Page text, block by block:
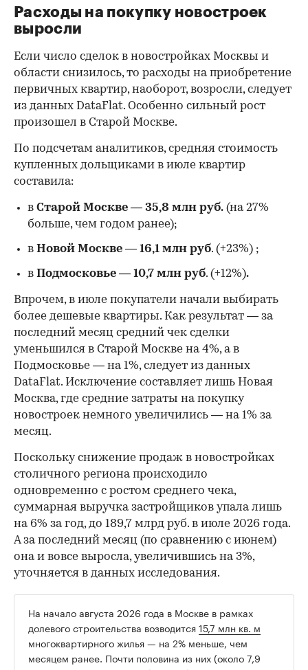
Расходы на покупку новостроек
выросли
Если число сделок в новостройках Москвы и
области снизилось, то расходы на приобретение
первичных квартир, наоборот, возросли, следует
из данных DataFlat. Особенно сильный рост
произошел в Старой Москве.
По подсчетам аналитиков, средняя стоимость
купленных дольщиками в июле квартир
составила:
в Старой Москве — 35,8 млн руб. (на 27%
больше, чем годом ранее);
в Новой Москве — 16,1 млн руб. (+23%) ;
в Подмосковье — 10,7 млн руб. (+12%).
Впрочем, в июле покупатели начали выбирать
более дешевые квартиры. Как результат — за
последний месяц средний чек сделки
уменьшился в Старой Москве на 4%, а в
Подмосковье — на 1%, следует из данных
DataFlat. Исключение составляет лишь Новая
Москва, где средние затраты на покупку
новостроек немного увеличились — на 1% за
месяц.
Поскольку снижение продаж в новостройках
столичного региона происходило
одновременно с ростом среднего чека,
суммарная выручка застройщиков упала лишь
на 6% за год, до 189,7 млрд руб. в июле 2026 года.
А за последний месяц (по сравнению с июнем)
она и вовсе выросла, увеличившись на 3%,
уточняется в данных исследования.
На начало августа 2026 года в Москве в рамках
долевого строительства возводится15,7 млн кв. м
многоквартирного жилья — на 2% меньше, чем
месяцем ранее. Почти половина из них (около 7,9